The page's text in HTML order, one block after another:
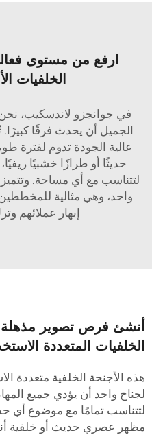
ارفع من مستوى
الخلفيات
في جوانجزو لاندسكيب، نحن
الجميل أن يحدث فرقًا كبيرًا.
عالية الجودة تدوم لفترة
حديثًا أو طرازًا خشبيًا
لتتناسب مع أي مساحة. وتتميز
واحد، وهي مثالية
إبهار عملائهم
فرص تصوير مذهلة
المتعددة
الأجنحة الخلفية متعددة
واحد أن يؤدي جميع
تمامًا مع موضوع أي
عصري حديث أو خلفية